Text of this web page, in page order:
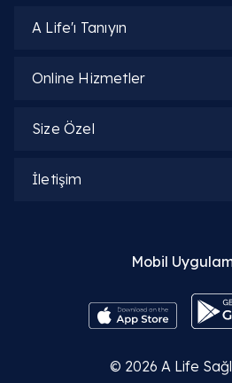
A Life'ı Tanıyın
Online Hizmetler
Size Özel
İletişim
Mobil
© 2026 A Life